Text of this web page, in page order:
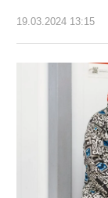
19.03.2024 13:15